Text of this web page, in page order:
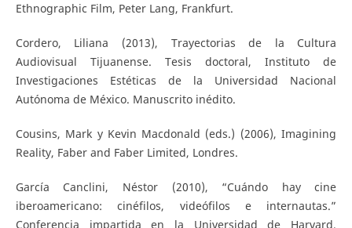
Ethnographic Film, Peter Lang, Frankfurt.
Cordero, Liliana (2013), Trayectorias de la Cultura
Audiovisual Tijuanense. Tesis doctoral, Instituto de
Investigaciones Estéticas de la Universidad Nacional
Autónoma de México. Manuscrito inédito.
Cousins, Mark y Kevin Macdonald (eds.) (2006), Imagining
Reality, Faber and Faber Limited, Londres.
García Canclini, Néstor (2010), “Cuándo hay cine
iberoamericano: cinéfilos, videófilos e internautas.”
Conferencia impartida en la Universidad de Harvard.